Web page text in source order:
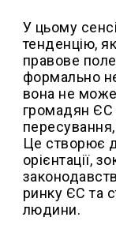
У цьому
тенденцію,
правове
формально
вона не
громадян ЄС
Це створює
орієнтації,
ринку ЄС та
людини.